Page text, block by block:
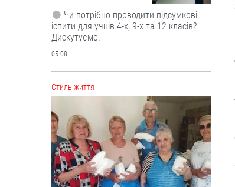
“Це не розкіш, а необхідність”.
Буковинські активісти власноруч
виготовили вже тисячі ящиків
вологих серветок для передової
Ініціатором цієї справи став
військовий лікар Володимир Миколів.
05.08